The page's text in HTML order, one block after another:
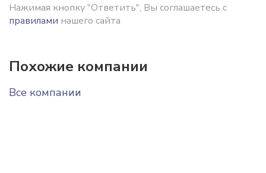
Нажимая кнопку "Ответить", Вы соглашаетесь с
правилами нашего сайта
Похожие компании
Все компании